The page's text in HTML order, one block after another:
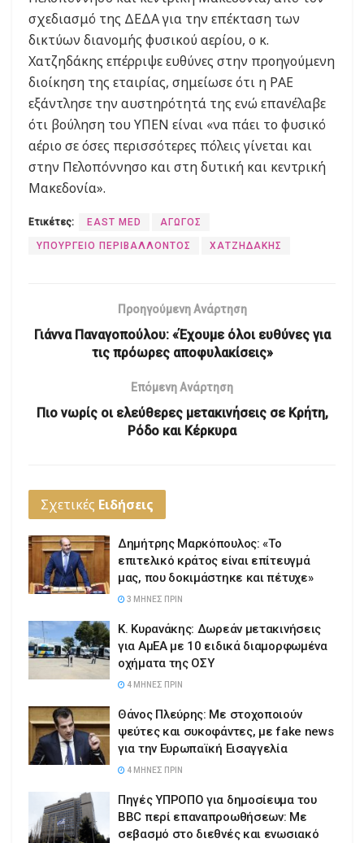
σχεδιασμό της ΔΕΔΑ για την επέκταση των
δικτύων διανομής φυσικού αερίου, ο κ.
Χατζηδάκης επέρριψε ευθύνες στην προηγούμενη
διοίκηση της εταιρίας, σημείωσε ότι η ΡΑΕ
εξάντλησε την αυστηρότητά της ενώ επανέλαβε
ότι βούληση του ΥΠΕΝ είναι «να πάει το φυσικό
αέριο σε όσες περισσότερες πόλεις γίνεται και
στην Πελοπόννησο και στη δυτική και κεντρική
Μακεδονία».
Ετικέτες: EAST MED ΑΓΩΓΟΣ
ΥΠΟΥΡΓΕΙΟ ΠΕΡΙΒΑΛΛΟΝΤΟΣ ΧΑΤΖΗΔΑΚΗΣ
Προηγούμενη Ανάρτηση
Γιάννα Παναγοπούλου: «Έχουμε όλοι ευθύνες για
τις πρόωρες αποφυλακίσεις»
Επόμενη Ανάρτηση
Πιο νωρίς οι ελεύθερες μετακινήσεις σε Κρήτη,
Ρόδο και Κέρκυρα
Σχετικές Ειδήσεις
Δημήτρης Μαρκόπουλος: «Το
επιτελικό κράτος είναι επίτευγμά
μας, που δοκιμάστηκε και πέτυχε»
3 ΜΉΝΕΣ ΠΡΙΝ
Κ. Κυρανάκης: Δωρεάν μετακινήσεις
για ΑμΕΑ με 10 ειδικά διαμορφωμένα
οχήματα της ΟΣΥ
4 ΜΉΝΕΣ ΠΡΙΝ
Θάνος Πλεύρης: Με στοχοποιούν
ψεύτες και συκοφάντες, με fake news
για την Ευρωπαϊκή Εισαγγελία
4 ΜΉΝΕΣ ΠΡΙΝ
Πηγές ΥΠΡΟΠΟ για δημοσίευμα του
BBC περί επαναπροωθήσεων: Με
σεβασμό στο διεθνές και ενωσιακό